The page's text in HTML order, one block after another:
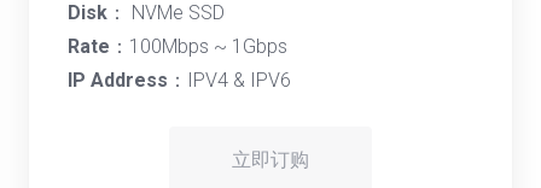
Disk ： NVMe SSD
Rate ：100Mbps ~ 1Gbps
IP Address ：IPV4 & IPV6
立即订购